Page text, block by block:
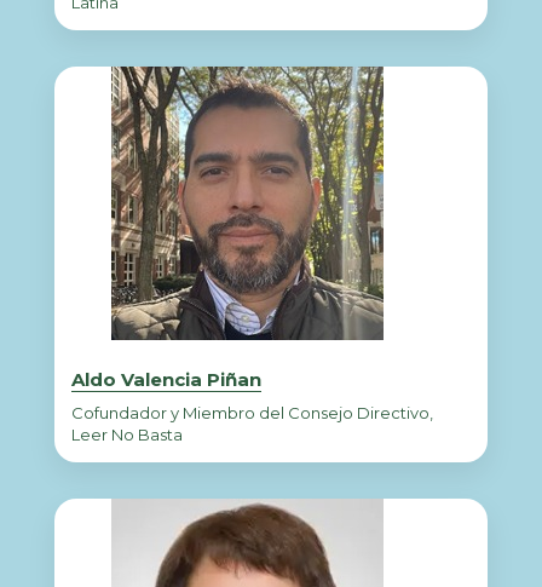
Aldo Valencia Piñan
Cofundador y Miembro del Consejo Directivo,
Leer No Basta